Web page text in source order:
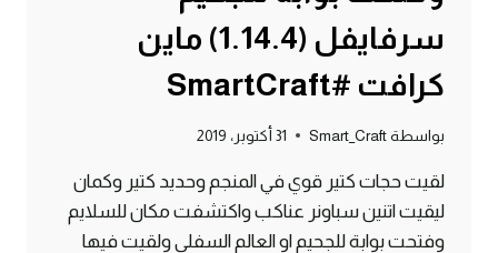
سرفايفل (1.14.4) ماين
كرافت #SmartCraft
بواسطة Smart_Craft 31 أكتوبر، 2019
لقيت حجات كتير قوي في المنجم وحديد كتير وكمان
ليقيت اتنين سباونر عناكب واكتشفت مكان للسلايم
وفتحت بوابة للجحيم او العالم السفلي ولقيت فيها